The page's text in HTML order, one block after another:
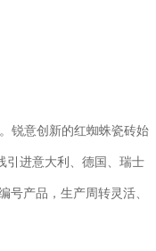
锐意创新的红蜘蛛瓷砖始
引进意大利、德国、瑞士
号产品，生产周转灵活、